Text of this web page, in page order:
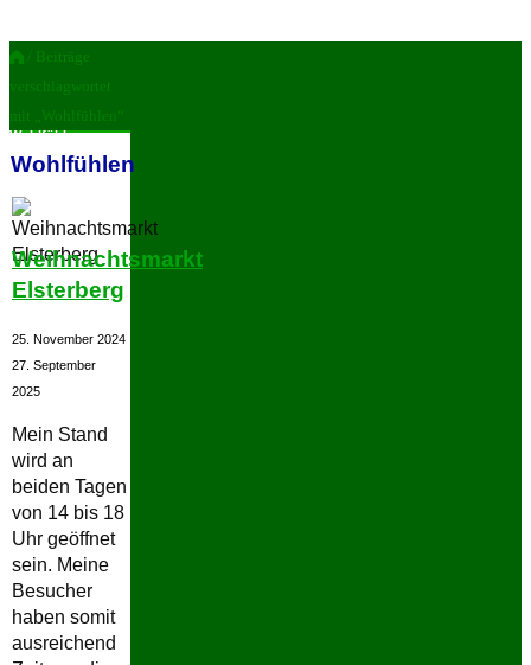
Wohlfühlen
/ Beiträge
verschlagwortet
mit „Wohlfühlen“
Wohlfühlen
Weihnachtsmarkt
Elsterberg
25. November 2024
27. September
2025
Mein Stand
wird an
beiden Tagen
von 14 bis 18
Uhr geöffnet
sein. Meine
Besucher
haben somit
ausreichend